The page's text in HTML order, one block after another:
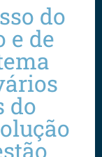
do
e de
do